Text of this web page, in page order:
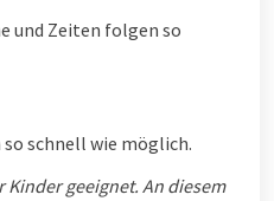
und Zeiten folgen so
schnell wie möglich.
Kinder geeignet. An diesem